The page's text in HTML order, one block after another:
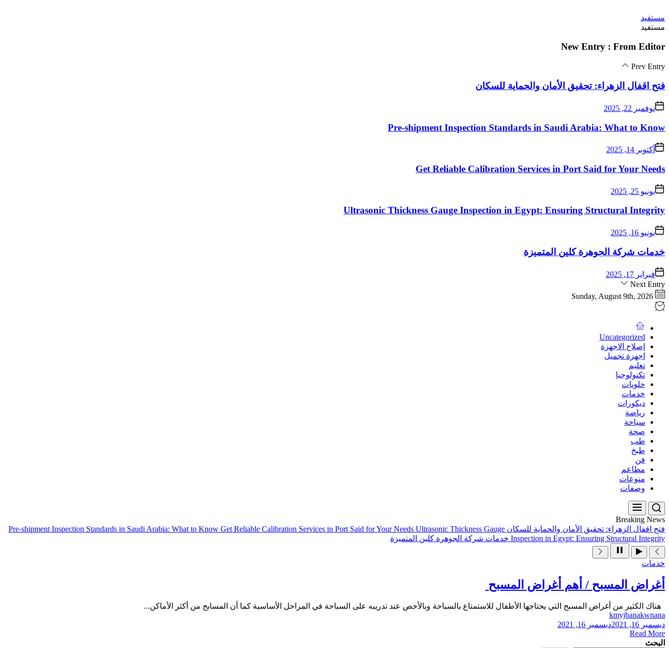
Skip
to
content
مستفيد
مستفيد
New Entry : From Editor
Prev Entry
فتح اقفال الزهراء: تحقيق الأمان والحماية للسكان
نوفمبر 22, 2025
Pre-shipment Inspection Standards in Saudi Arabia: What to Know
أكتوبر 14, 2025
Get Reliable Calibration Services in Port Said for Your Needs
يونيو 25, 2025
Ultrasonic Thickness Gauge Inspection in Egypt: Ensuring Structural Integrity
يونيو 16, 2025
خدمات شركة الجوهرة كلين المتميزة
فبراير 17, 2025
Next Entry
Sunday, August 9th, 2026
Uncategorized
إصلاح الاجهزة
اجهزة تجميل
تعليم
تكنولوجيا
حلويات
خدمات
ديكورات
رياضة
سياحة
صحة
طب
طبخ
فن
مطاعم
منوعات
وصفات
Breaking News
فتح اقفال الزهراء: تحقيق الأمان والحماية للسكان
Pre-shipment Inspection Standards in Saudi Arabia: What to Know Get Reliable Calibration Services in Port Said for Your Needs Ultrasonic Thickness Gauge
Inspection in Egypt: Ensuring Structural Integrity خدمات شركة الجوهرة كلين المتميزة
خدمات
أغراض المسبح / أهم أغراض المسبح
هناك الكثير من أغراض المسبح التي يحتاجها الأطفال للاستمتاع بالسباحة وبالأخص عند تدريبه على السباحة في المراحل الأساسية كما أن المسابح من أكثر الأماكن...
kmyjbanakwnana
ديسمبر 16, 2021
ديسمبر 16, 2021
Read More
البحث